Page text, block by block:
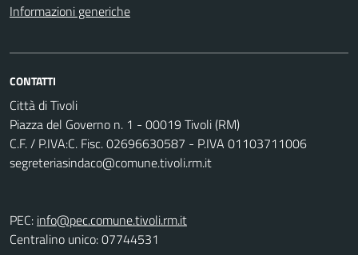
Informazioni generiche
CONTATTI
Città di Tivoli
Piazza del Governo n. 1 - 00019 Tivoli (RM)
C.F. / P.IVA:C. Fisc. 02696630587 - P.IVA 01103711006
segreteriasindaco@comune.tivoli.rm.it
PEC: info@pec.comune.tivoli.rm.it
Centralino unico: 07744531